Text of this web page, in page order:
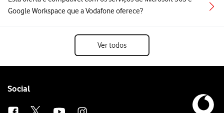
Google Workspace que a Vodafone oferece?
Ver todos
Follow
Social